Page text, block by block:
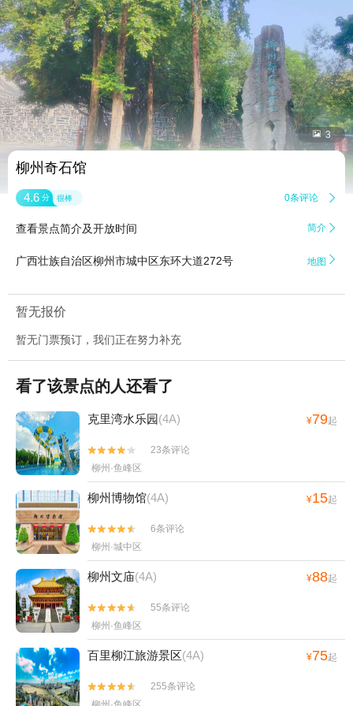
 3
柳州奇石馆
4.6 分 很棒 0条评论 
查看景点简介及开放时间 简介 
广西壮族自治区柳州市城中区东环大道272号 地图 
暂无报价
暂无门票预订，我们正在努力补充
看了该景点的人还看了
克里湾水乐园(4A) ¥79起


23条评论
柳州·鱼峰区
柳州博物馆(4A) ¥15起


6条评论
柳州·城中区
柳州文庙(4A) ¥88起


55条评论
柳州·鱼峰区
百里柳江旅游景区(4A) ¥75起


255条评论
